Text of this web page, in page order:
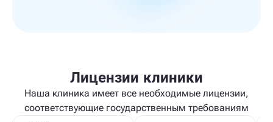
Лицензии клиники
Наша клиника имеет все необходимые лицензии,
соответствующие государственным требованиям